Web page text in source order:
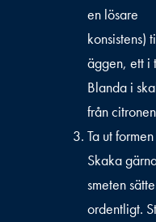
en lösare
konsistens)
äggen, ett i
Blanda i
från
Ta ut
Skaka
smeten
ordentligt.